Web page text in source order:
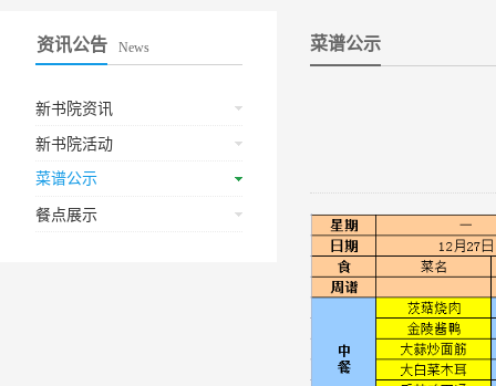
资讯公告 News
新书院资讯
新书院活动
菜谱公示
餐点展示
菜谱公示